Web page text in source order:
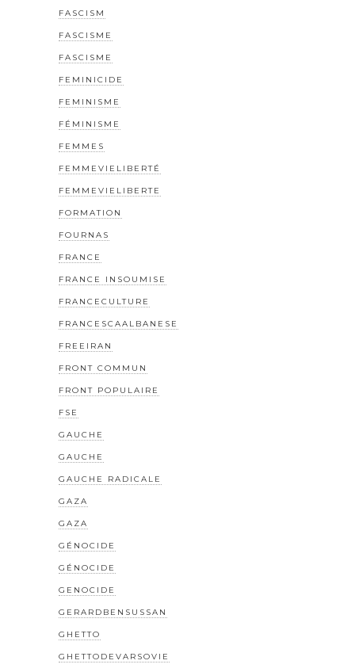
FASCISM
FASCISME
FASCISME
FEMINICIDE
FEMINISME
FÉMINISME
FEMMES
FEMMEVIELIBERTÉ
FEMMEVIELIBERTE
FORMATION
FOURNAS
FRANCE
FRANCE INSOUMISE
FRANCECULTURE
FRANCESCAALBANESE
FREEIRAN
FRONT COMMUN
FRONT POPULAIRE
FSE
GAUCHE
GAUCHE
GAUCHE RADICALE
GAZA
GAZA
GÉNOCIDE
GÉNOCIDE
GENOCIDE
GERARDBENSUSSAN
GHETTO
GHETTODEVARSOVIE